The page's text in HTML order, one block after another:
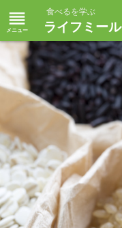
reorder 食べるを学ぶ
ライフミール